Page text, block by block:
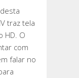
traz tela
HD. O
com
falar no